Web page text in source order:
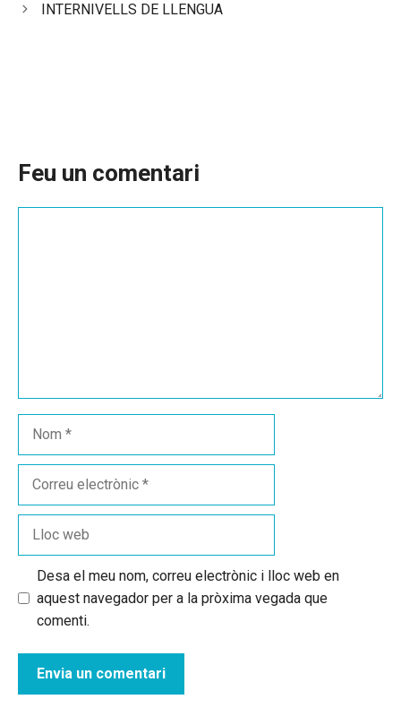
INTERNIVELLS DE LLENGUA
Feu un comentari
Nom
Correu
Lloc
Desa el meu nom, correu electrònic i lloc web en
aquest navegador per a la pròxima vegada que
comenti.